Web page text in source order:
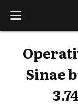
Sinae